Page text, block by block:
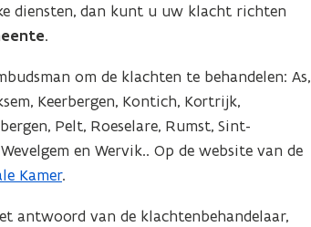
diensten, dan kunt u uw klacht richten
.
om de klachten te behandelen: As,
Keerbergen, Kontich, Kortrijk,
Pelt, Roeselare, Rumst, Sint-
en Wervik.. Op de website van de
Kamer.
antwoord van de klachtenbehandelaar,